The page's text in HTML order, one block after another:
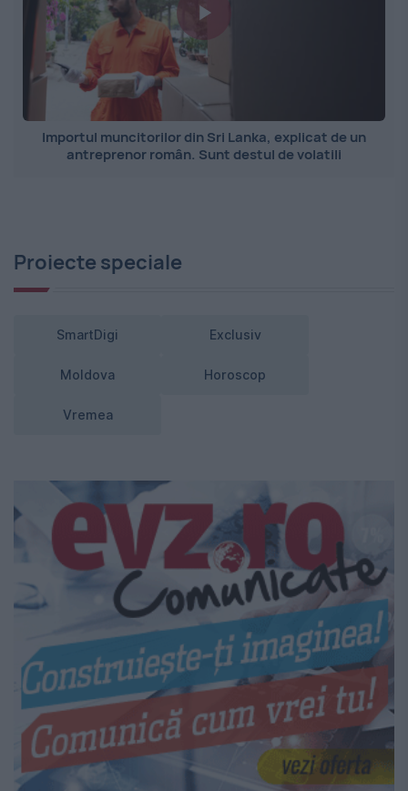
Importul muncitorilor din Sri Lanka, explicat de un
antreprenor român. Sunt destul de volatili
Proiecte speciale
SmartDigi Exclusiv
Moldova Horoscop
Vremea